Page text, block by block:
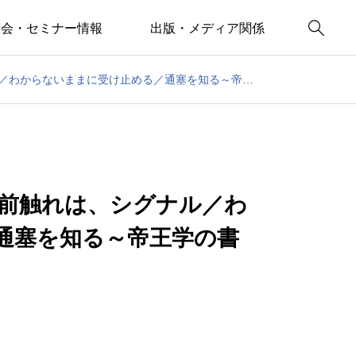
・セミナー情報 出版・メディア関係 
触れは、シグナル／わ
塞を知る～帝王学の書